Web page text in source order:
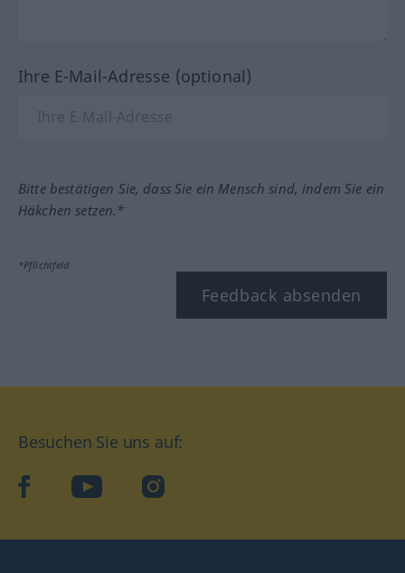
Ihre E-Mail-Adresse (optional)
Bitte bestätigen Sie, dass Sie ein Mensch sind, indem Sie ein
Häkchen setzen.*
*Pflichtfeld
Feedback absenden
Besuchen Sie uns auf:
facebookYouTube Instagram